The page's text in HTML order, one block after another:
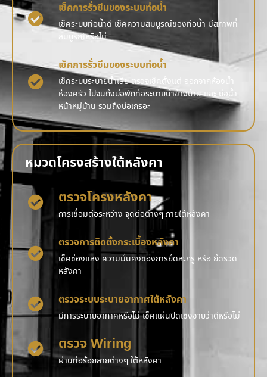
เช็คการรั่วซึมของระบบท่อน้ำ
เช็คระบบท่อน้ำดี เช็คความสมบูรณ์ของท่อน้ำ มีสภาพที่
สมบูรณ์หรือไม่
เช็คการรั่วซึมของระบบท่อน้ำ
เช็คระบบระบายน้ำเสีย ตรวจเช็คตั้งแต่ ออกจากห้องน้ำ
ห้องครัว ไปจนถึงบ่อพักท่อระบายน้ำข้างบ้าน และ บ่อน้ำ
หน้าหมู่บ้าน รวมถึงบ่อเกรอะ
หมวดโครงสร้างใต้หลังคา
ตรวจโครงหลังคา
การเชื่อมต่อระหว่าง จุดต่อต่างๆ ภายใต้หลังคา
ตรวจการติดตั้งกระเบื้องหลังคา
เช็คช่องแสง ความมั่นคงของการยึดสะกรู หรือ ยึดรวด
หลังคา
ตรวจระบบระบายอากาศใต้หลังคา
มีการระบายอากาศหรือไม่ เช็คแผ่นปิดเชิงชายว่าดีหรือไม่
ตรวจ Wiring
ผ่านท่อร้อยสายต่างๆ ใต้หลังคา